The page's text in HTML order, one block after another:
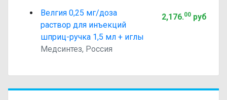
Велгия 0,25 мг/доза
раствор для инъекций
шприц-ручка 1,5 мл + иглы
Медсинтез, Россия
2,176.00руб